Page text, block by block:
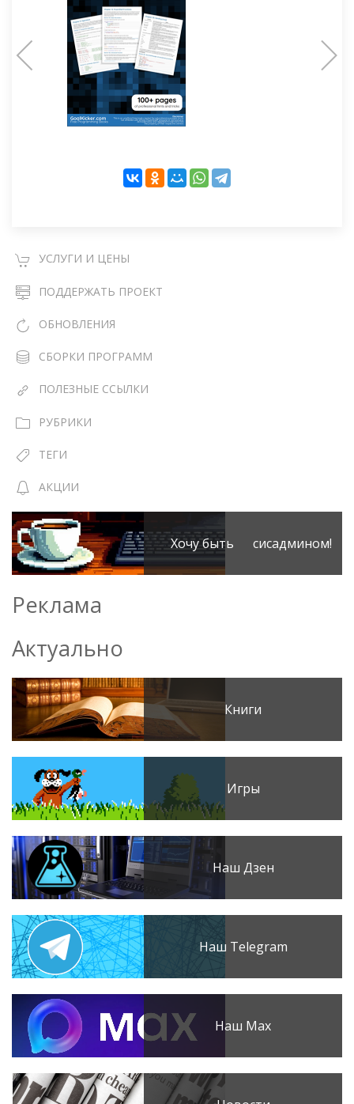
УСЛУГИ И ЦЕНЫ
ПОДДЕРЖАТЬ ПРОЕКТ
ОБНОВЛЕНИЯ
СБОРКИ ПРОГРАММ
ПОЛЕЗНЫЕ ССЫЛКИ
РУБРИКИ
ТЕГИ
АКЦИИ
Хочу быть сисадмином!
Реклама
Актуально
Книги
Игры
Наш Дзен
Наш Telegram
Наш Max